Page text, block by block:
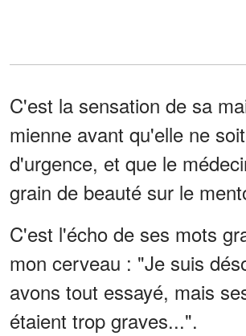
C'est la sensation de sa
mienne avant qu'elle ne
d'urgence, et que le
grain de beauté sur le
C'est l'écho de ses mots
mon cerveau : "Je suis
avons tout essayé, mais
étaient trop graves...".